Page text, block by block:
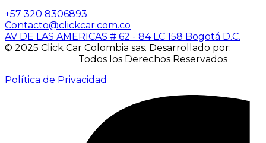
+57 320 8306893
Contacto@clickcar.com.co
AV DE LAS AMERICAS # 62 - 84 LC 158 Bogotá D.C.
© 2025 Click Car Colombia sas. Desarrollado por:
Todos los Derechos Reservados
Política de Privacidad